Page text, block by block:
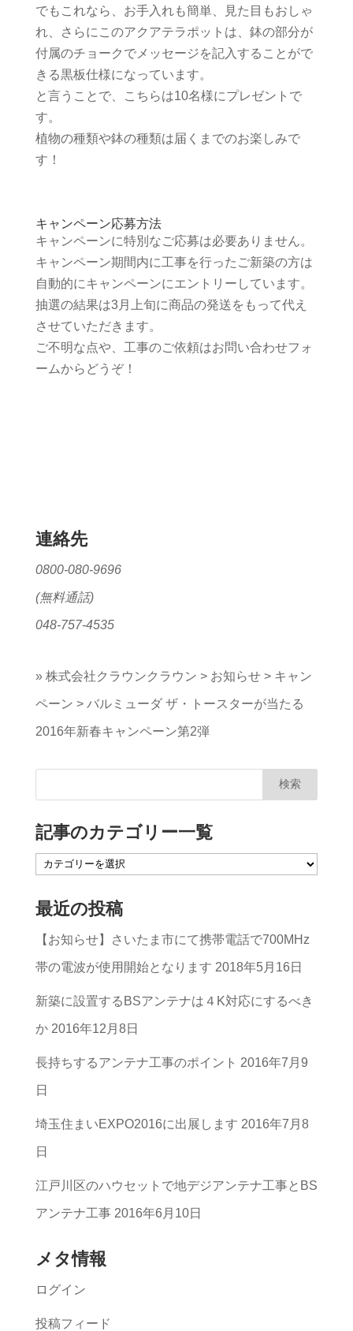
でもこれなら、お手入れも簡単、見た目もおしゃ
れ、さらにこのアクアテラポットは、鉢の部分が
付属のチョークでメッセージを記入することがで
きる黒板仕様になっています。
と言うことで、こちらは10名様にプレゼントで
す。
植物の種類や鉢の種類は届くまでのお楽しみで
す！
キャンペーン応募方法
キャンペーンに特別なご応募は必要ありません。
キャンペーン期間内に工事を行ったご新築の方は
自動的にキャンペーンにエントリーしています。
抽選の結果は3月上旬に商品の発送をもって代え
させていただきます。
ご不明な点や、工事のご依頼はお問い合わせフォ
ームからどうぞ！
連絡先
0800-080-9696
(無料通話)
048-757-4535
» 株式会社クラウンクラウン > お知らせ> キャン
ペーン > バルミューダ ザ・トースターが当たる
2016年新春キャンペーン第2弾
記事のカテゴリー一覧
記
の
カ
テ
ゴ
リ
ー
一
最近の投稿
【お知らせ】さいたま市にて携帯電話で700MHz
帯の電波が使用開始となります 2018年5月16日
新築に設置するBSアンテナは４K対応にするべき
か 2016年12月8日
長持ちするアンテナ工事のポイント 2016年7月9
日
埼玉住まいEXPO2016に出展します 2016年7月8
日
江戸川区のハウセットで地デジアンテナ工事とBS
アンテナ工事 2016年6月10日
メタ情報
ログイン
投稿フィード